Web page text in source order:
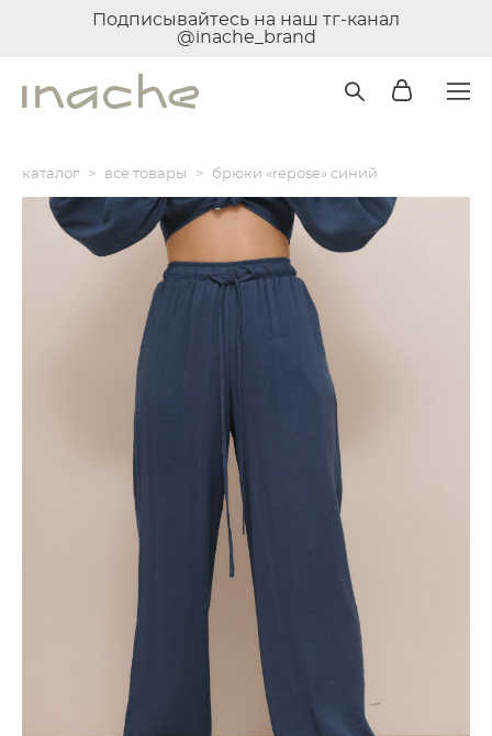
Подписывайтесь на наш тг-канал
@inache_brand
каталог > все товары > брюки «repose» синий